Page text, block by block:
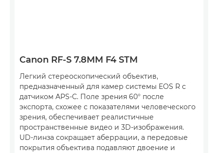
Canon RF-S 7.8MM F4 STM
Легкий стереоскопический объектив,
предназначенный для камер системы EOS R с
датчиком APS-C. Поле зрения 60° после
экспорта, схожее с показателями человеческого
зрения, обеспечивает реалистичные
пространственные видео и 3D-изображения.
UD-линза сокращает аберрации, а передовые
покрытия объектива подавляют двоение и